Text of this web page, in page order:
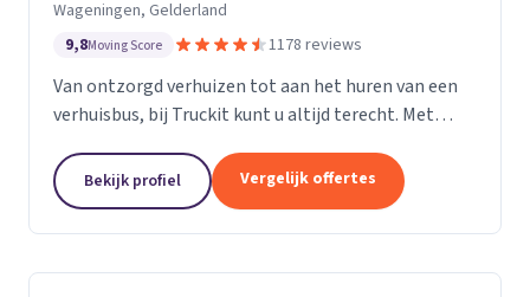
Wageningen, Gelderland
9,8Moving Score 1178 reviews
Van ontzorgd verhuizen tot aan het huren van een
verhuisbus, bij Truckit kunt u altijd terecht. Met
klanten geholpen door heel Nederland.
Bekijk profiel Vergelijk offertes